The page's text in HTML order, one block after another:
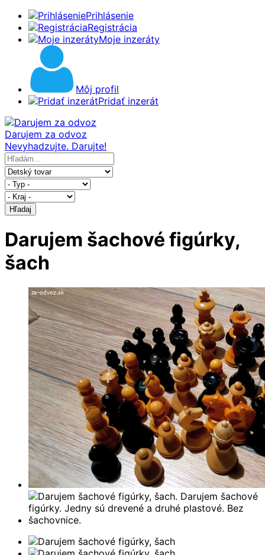
Prihlásenie
Registrácia
Moje inzeráty
Môj profil
Pridať inzerát
Darujem za odvoz
Nevyhadzujte. Darujte!
Hľadaj
Darujem šachové figúrky,
šach